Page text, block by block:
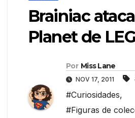
Brainiac
Planet de
Por Miss Lane
NOV 17, 2011
#Curiosidades,
#Figuras de